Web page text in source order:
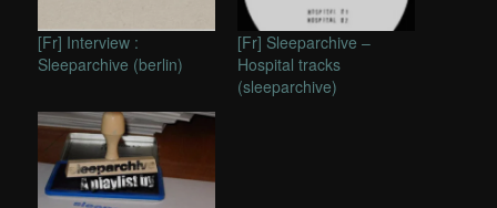
[Fr] Interview :
Sleeparchive (berlin)
[Fr] Sleeparchive –
Hospital tracks
(sleeparchive)